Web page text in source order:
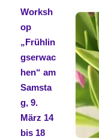
Worksh
op
„Frühlin
gserwac
hen“ am
Samsta
g, 9.
März 14
bis 18